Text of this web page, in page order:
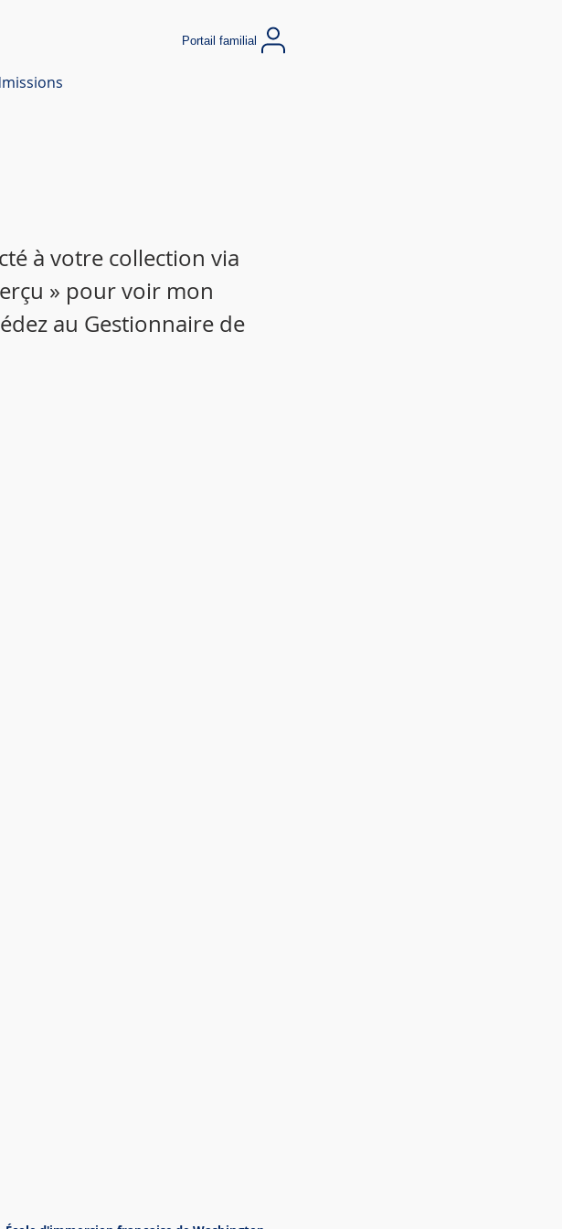
Portail familial
à votre collection via
» pour voir mon
au Gestionnaire de